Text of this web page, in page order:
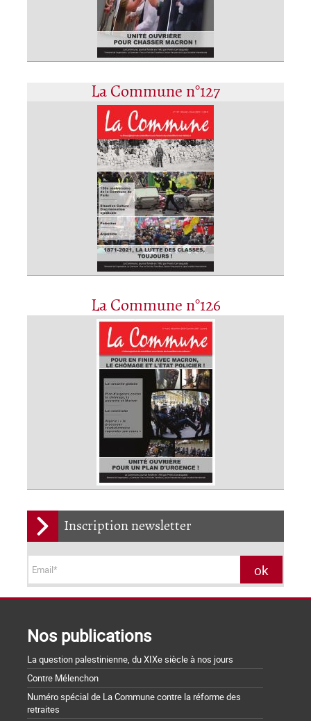
La Commune n°127
La Commune n°126
Inscription newsletter
Nos publications
La question palestinienne, du XIXe siècle à nos jours
Contre Mélenchon
Numéro spécial de La Commune contre la réforme des
retraites